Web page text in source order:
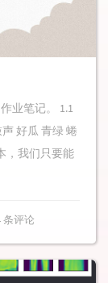
业笔记。 1.1
好瓜 青绿 蜷
，我们只要能
条评论